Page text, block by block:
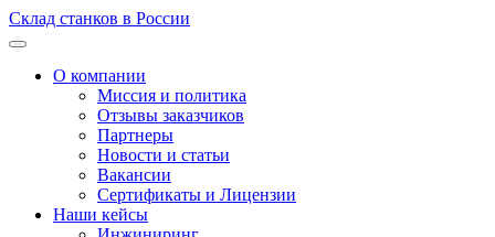
Склад станков в России
О компании
Миссия и политика
Отзывы заказчиков
Партнеры
Новости и статьи
Вакансии
Сертификаты и Лицензии
Наши кейсы